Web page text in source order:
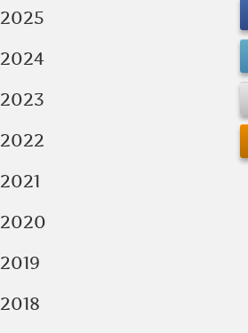
2025
2024
2023
2022
2021
2020
2019
2018